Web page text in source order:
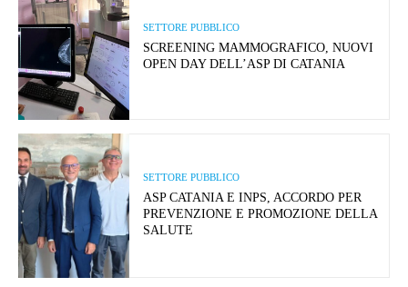
SETTORE PUBBLICO
SCREENING MAMMOGRAFICO, NUOVI
OPEN DAY DELL’ASP DI CATANIA
SETTORE PUBBLICO
ASP CATANIA E INPS, ACCORDO PER
PREVENZIONE E PROMOZIONE DELLA
SALUTE